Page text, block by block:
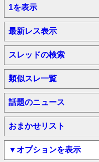
1を表示
最新レス表示
スレッドの検索
類似スレ一覧
話題のニュース
おまかせリスト
▼オプションを表示